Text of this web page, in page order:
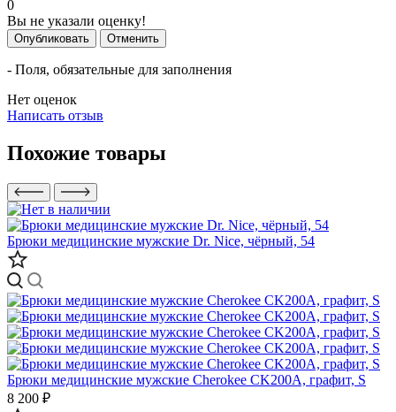
0
Вы не указали оценку!
Опубликовать Отменить
- Поля, обязательные для заполнения
Нет оценок
Написать отзыв
Похожие товары
Брюки медицинские мужские Dr. Nice, чёрный, 54
Брюки медицинские мужские Cherokee CK200A, графит, S
8 200 ₽